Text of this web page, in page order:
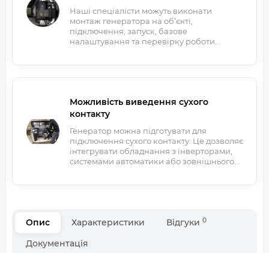
Наші спеціалісти можуть виконати
монтаж генератора на об’єкті,
підключення, запуск, базове
налаштування та перевірку роботи
Можливість виведення сухого
контакту
Генератор можна підготувати для
підключення сухого контакту. Це дозволяє
інтегрувати обладнання з інверторами,
системами автоматики або зовнішнього
Опис Характеристики Відгуки 0
Документація